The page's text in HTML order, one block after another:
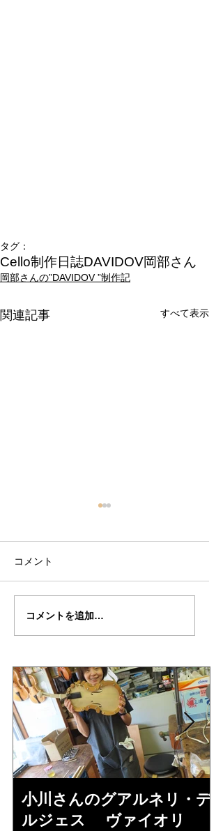
タグ：
Cello制作日誌DAVIDOV岡部さん
岡部さんの”DAVIDOV ”制作記
関連記事 すべて表示
岡部さんの”DAVIDOV"
コメント
コメントを追加…
小川さんのグアルネリ・デ
ルジェス ヴァイオリ